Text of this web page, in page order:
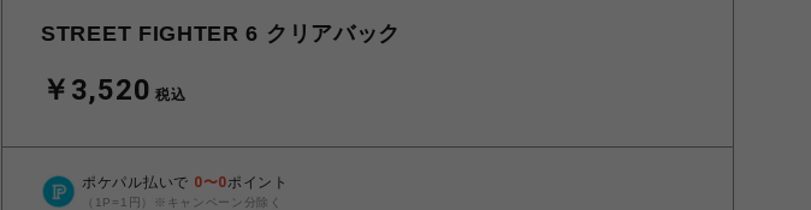
STREET FIGHTER 6 クリアバック
￥3,520 税込
ポケパル払いで 0〜0ポイント
（1P=1円）※キャンペーン分除く